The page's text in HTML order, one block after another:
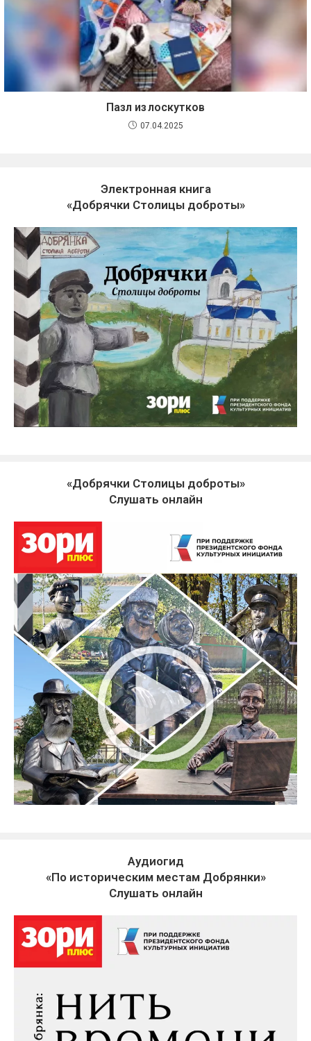
Пазл из лоскутков
07.04.2025
Электронная книга
«Добрячки Столицы доброты»
«Добрячки Столицы доброты»
Слушать онлайн
Аудиогид
«По историческим местам Добрянки»
Слушать онлайн